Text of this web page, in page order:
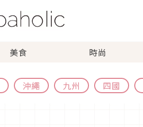
美食 時尚
沖繩 九州 四國